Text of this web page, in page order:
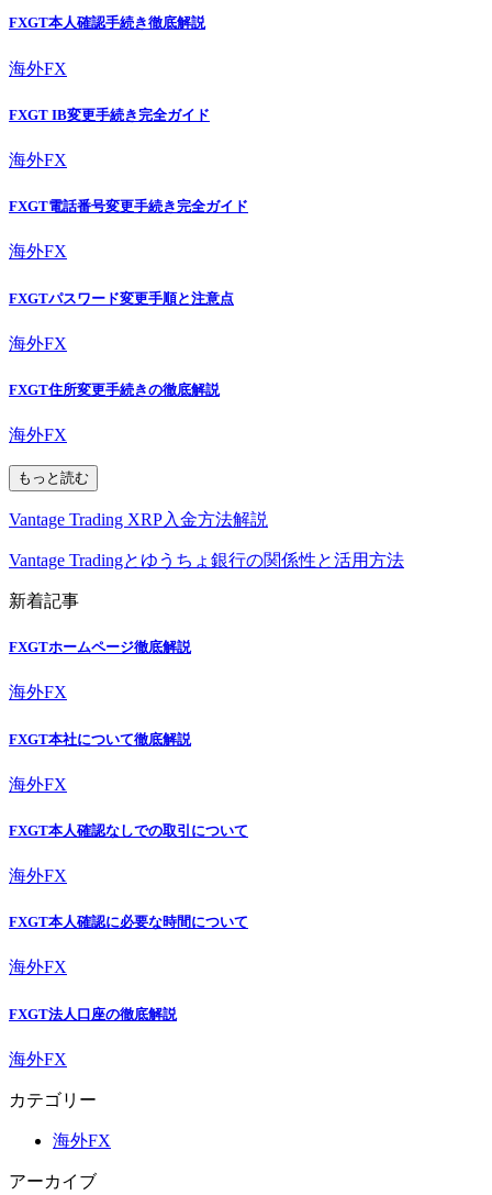
FXGT本人確認手続き徹底解説
海外FX
FXGT IB変更手続き完全ガイド
海外FX
FXGT電話番号変更手続き完全ガイド
海外FX
FXGTパスワード変更手順と注意点
海外FX
FXGT住所変更手続きの徹底解説
海外FX
もっと読む
Vantage Trading XRP入金方法解説
Vantage Tradingとゆうちょ銀行の関係性と活用方法
新着記事
FXGTホームページ徹底解説
海外FX
FXGT本社について徹底解説
海外FX
FXGT本人確認なしでの取引について
海外FX
FXGT本人確認に必要な時間について
海外FX
FXGT法人口座の徹底解説
海外FX
カテゴリー
海外FX
アーカイブ